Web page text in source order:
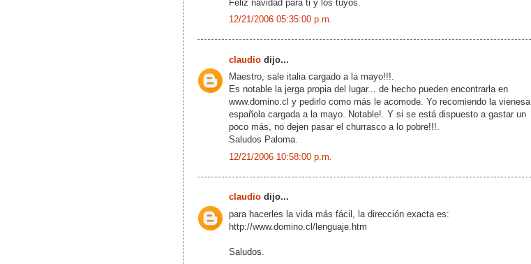
Feliz navidad para ti y los tuyos.
12/21/2006 05:35:00 p.m.
claudio dijo...
Maestro, sale italia cargado a la mayo!!!.
Es notable la jerga propia del lugar... de hecho pueden encontrarla en
www.domino.cl y pedirlo como más le acomode. Yo recomiendo la vienesa
española cargada a la mayo. Notable!. Y si se está dispuesto a gastar un
poco más, no dejen pasar el churrasco a lo pobre!!!.
Saludos Paloma.
12/21/2006 10:58:00 p.m.
claudio dijo...
para hacerles la vida más fácil, la dirección exacta es:
http://www.domino.cl/lenguaje.htm
Saludos.